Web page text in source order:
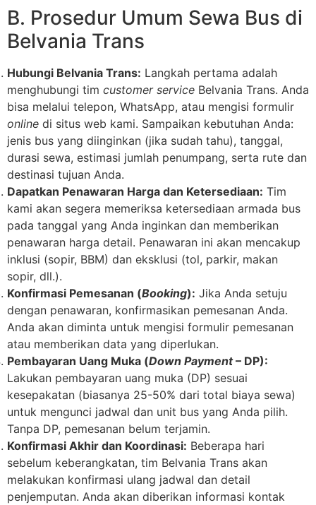
B. Prosedur Umum Sewa Bus di
Belvania Trans
Hubungi Belvania Trans: Langkah pertama adalah
menghubungi tim customer service Belvania Trans. Anda
bisa melalui telepon, WhatsApp, atau mengisi formulir
online di situs web kami. Sampaikan kebutuhan Anda:
jenis bus yang diinginkan (jika sudah tahu), tanggal,
durasi sewa, estimasi jumlah penumpang, serta rute dan
destinasi tujuan Anda.
Dapatkan Penawaran Harga dan Ketersediaan: Tim
kami akan segera memeriksa ketersediaan armada bus
pada tanggal yang Anda inginkan dan memberikan
penawaran harga detail. Penawaran ini akan mencakup
inklusi (sopir, BBM) dan eksklusi (tol, parkir, makan
sopir, dll.).
Konfirmasi Pemesanan (Booking): Jika Anda setuju
dengan penawaran, konfirmasikan pemesanan Anda.
Anda akan diminta untuk mengisi formulir pemesanan
atau memberikan data yang diperlukan.
Pembayaran Uang Muka (Down Payment– DP):
Lakukan pembayaran uang muka (DP) sesuai
kesepakatan (biasanya 25-50% dari total biaya sewa)
untuk mengunci jadwal dan unit bus yang Anda pilih.
Tanpa DP, pemesanan belum terjamin.
Konfirmasi Akhir dan Koordinasi: Beberapa hari
sebelum keberangkatan, tim Belvania Trans akan
melakukan konfirmasi ulang jadwal dan detail
penjemputan. Anda akan diberikan informasi kontak